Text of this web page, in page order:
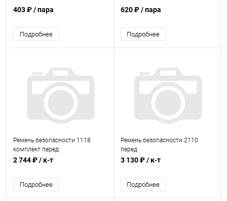
403 ₽/ пара
Подробнее
620 ₽/ пара
Подробнее
Ремень безопасности 1118
комплект перед
2 744 ₽/ к-т
Подробнее
Ремень безопасности 2110
перед
3 130 ₽/ к-т
Подробнее